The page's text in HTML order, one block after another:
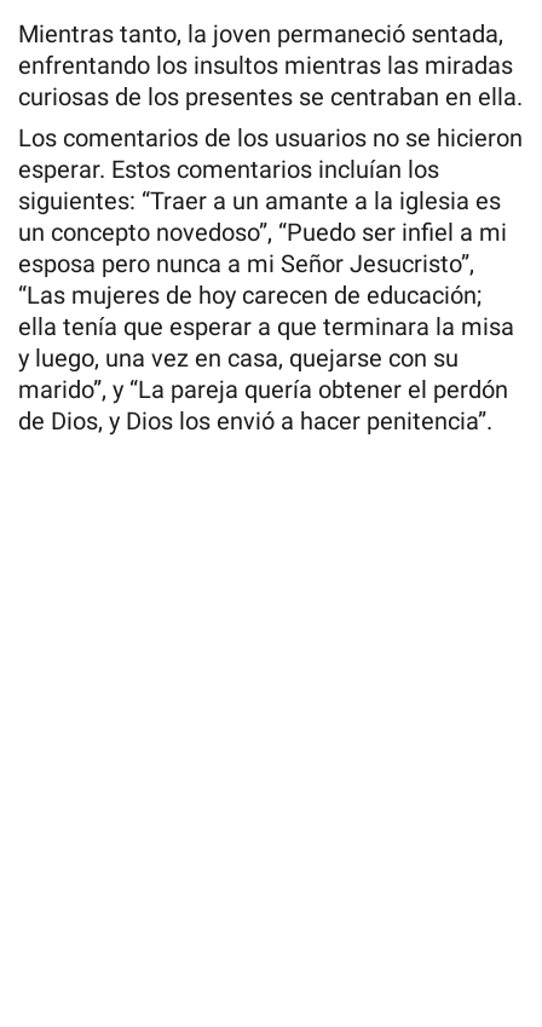
Mientras tanto, la joven permaneció sentada,
enfrentando los insultos mientras las miradas
curiosas de los presentes se centraban en ella.
Los comentarios de los usuarios no se hicieron
esperar. Estos comentarios incluían los
siguientes: “Traer a un amante a la iglesia es
un concepto novedoso”, “Puedo ser infiel a mi
esposa pero nunca a mi Señor Jesucristo”,
“Las mujeres de hoy carecen de educación;
ella tenía que esperar a que terminara la misa
y luego, una vez en casa, quejarse con su
marido”, y “La pareja quería obtener el perdón
de Dios, y Dios los envió a hacer penitencia”.